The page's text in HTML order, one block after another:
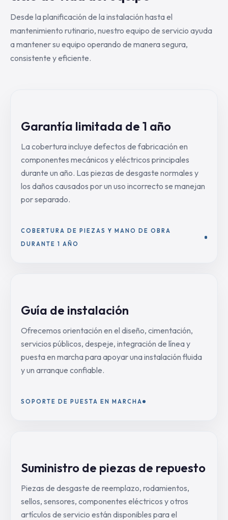
Desde la planificación de la instalación hasta el
mantenimiento rutinario, nuestro equipo de servicio ayuda
a mantener su equipo operando de manera segura,
consistente y eficiente.
Garantía limitada de 1 año
La cobertura incluye defectos de fabricación en
componentes mecánicos y eléctricos principales
durante un año. Las piezas de desgaste normales y
los daños causados por un uso incorrecto se manejan
por separado.
COBERTURA DE PIEZAS Y MANO DE OBRA
DURANTE 1 AÑO
Guía de instalación
Ofrecemos orientación en el diseño, cimentación,
servicios públicos, despeje, integración de línea y
puesta en marcha para apoyar una instalación fluida
y un arranque confiable.
SOPORTE DE PUESTA EN MARCHA
Suministro de piezas de repuesto
Piezas de desgaste de reemplazo, rodamientos,
sellos, sensores, componentes eléctricos y otros
artículos de servicio están disponibles para el